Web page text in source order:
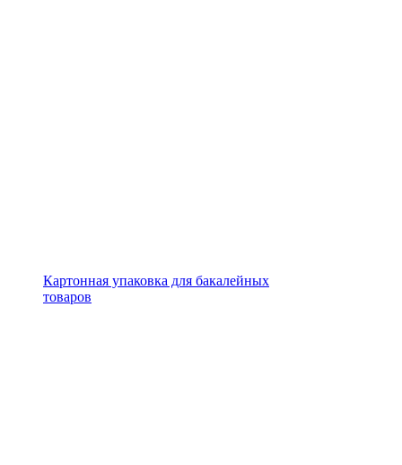
Картонная упаковка для бакалейных
товаров